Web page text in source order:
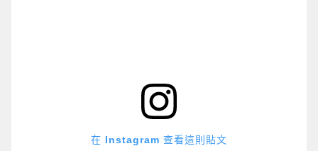
在 Instagram 查看這則貼文